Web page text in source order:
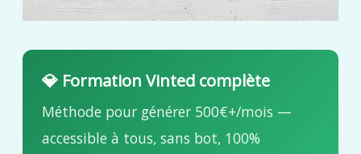
💎 Formation Vinted complète
Méthode pour générer 500€+/mois —
accessible à tous, sans bot, 100%